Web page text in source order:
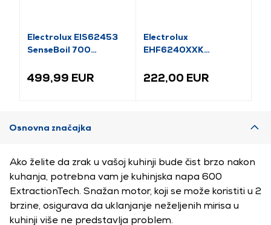
Electrolux EIS62453
SenseBoil 700
indukcijska ploča
499,99 EUR
Electrolux
EHF6240XXK
staklokeramička
222,00 EUR
Osnovna značajka
Ako želite da zrak u vašoj kuhinji bude čist brzo nakon
kuhanja, potrebna vam je kuhinjska napa 600
ExtractionTech. Snažan motor, koji se može koristiti u 2
brzine, osigurava da uklanjanje neželjenih mirisa u
kuhinji više ne predstavlja problem.